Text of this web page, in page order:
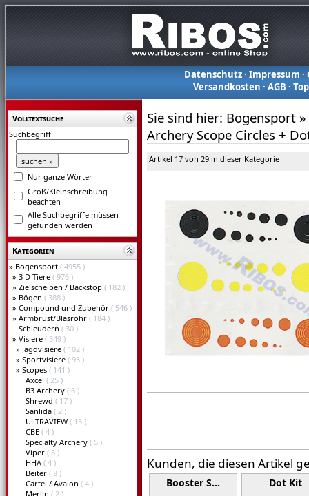
Datenschutz· Impressum ·
Versandkosten ·AGB ·
Volltextsuche
Suchbegriff
Nur ganze Wörter
Groß/Kleinschreibung
beachten
Alle Suchbegriffe müssen
gefunden werden
Kategorien
» Bogensport ( 4955 )
» 3 D Tiere ( 976 )
» Zielscheiben / Backstop ( 182 )
» Bögen ( 388 )
» Compound und Zubehör ( 546 )
» Armbrust/Blasrohr ( 184 )
Schleudern ( 30 )
» Visiere ( 349 )
» Jagdvisiere ( 102 )
» Sportvisiere ( 93 )
» Scopes ( 141 )
Axcel ( 25 )
B3 Archery ( 6 )
Shrewd ( 17 )
Sanlida ( 2 )
ULTRAVIEW ( 13 )
CBE ( 4 )
Specialty Archery ( 5 )
Viper ( 8 )
HHA ( 4 )
Beiter ( 8 )
Cartel / Avalon ( 4 )
Merlin ( 2 )
Sie sind hier: Bogensport »
Archery Scope Circles +
Artikel 17 von 29 in dieser Kategorie
Kunden, die diesen Artikel
Booster S… Dot Kit